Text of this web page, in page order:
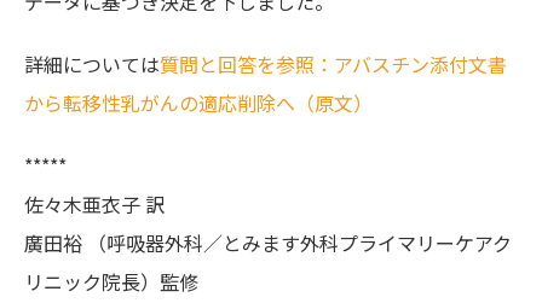
詳細については質問と回答を参照：アバスチン添付文書
から転移性乳がんの適応削除へ（原文）
*****
佐々木亜衣子 訳
廣田裕 （呼吸器外科／とみます外科プライマリーケアク
リニック院長）監修